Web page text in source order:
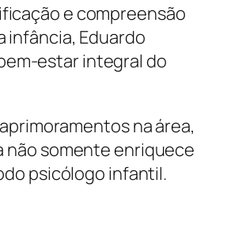
e compreensão
infância, Eduardo
estar integral do
na área,
não somente enriquece
psicólogo infantil.